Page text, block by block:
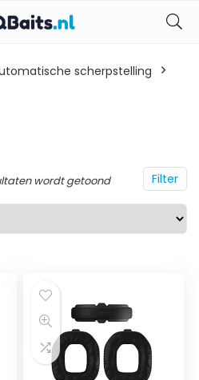
scherpstelling
Filter
wordt getoond